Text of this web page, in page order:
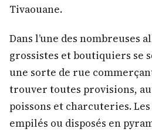
Tivaouane.
Dans l’une des nombreuses
grossistes et boutiquiers se
une sorte de rue
trouver toutes provisions,
poissons et charcuteries. Les
empilés ou disposés en